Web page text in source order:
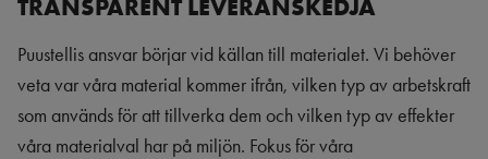
TRANSPARENT LEVERANSKEDJA
Puustellis ansvar börjar vid källan till materialet. Vi behöver
veta var våra material kommer ifrån, vilken typ av arbetskraft
som används för att tillverka dem och vilken typ av effekter
våra materialval har på miljön. Fokus för våra